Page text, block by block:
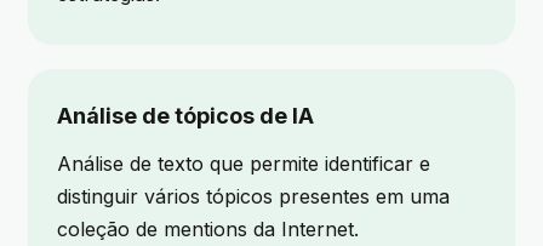
Análise de tópicos de IA
Análise de texto que permite identificar e
distinguir vários tópicos presentes em uma
coleção de mentions da Internet.